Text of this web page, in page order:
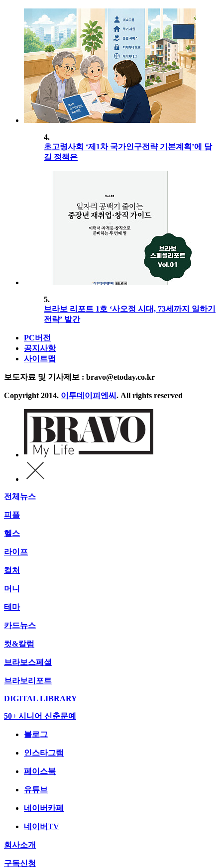
4.
초고령사회 ‘제1차 국가인구전략 기본계획’에 담
길 정책은
5.
브라보 리포트 1호 ‘사오정 시대, 73세까지 일하기
전략’ 발간
PC버전
공지사항
사이트맵
보도자료 및 기사제보 : bravo@etoday.co.kr
Copyright 2014. 이투데이피엔씨 . All rights reserved
전체뉴스
피플
헬스
라이프
컬처
머니
테마
카드뉴스
컷&칼럼
브라보스페셜
브라보리포트
DIGITAL LIBRARY
50+ 시니어 신춘문예
블로그
인스타그램
페이스북
유튜브
네이버카페
네이버TV
회사소개
구독신청